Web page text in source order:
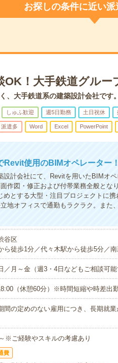
お探しの条件に近い
OK！大手鉄道グル
、大手鉄道系の建築設計会社です。
しゅふ歓迎 週5日勤務 土日祝休
派遣多 Word Excel PowerPoint
Revit使用のBIMオペレーター
設計会社にて、Revitを用いたBIMオ
作図・修正および付帯業務全般とな
めとする大型・注目プロジェクトに
地オフィスで通勤もラクラク。ま
谷区
ら徒歩1分／代々木駅から徒歩5分／
／月～金（週3・4日などもご相談可能
（休憩60分）※時間短縮や時差出
間の定めのない雇用につき、長期就
※ご経験やスキルの考慮あり
費